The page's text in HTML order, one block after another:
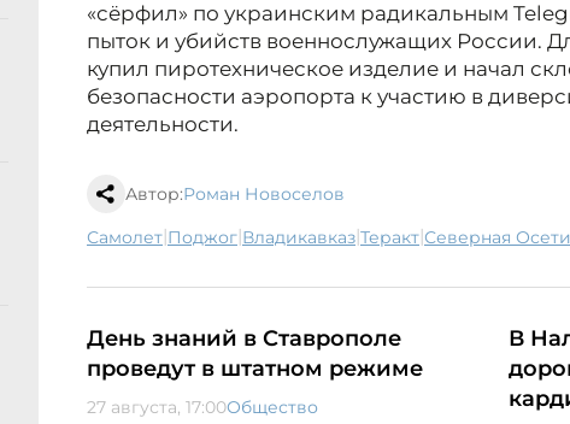
«сёрфил» по украинским радикальным
пыток и убийств военнослужащих России.
купил пиротехническое изделие и начал
безопасности аэропорта к участию в
деятельности.
Автор:Роман Новоселов
самолет| поджог| Владикавказ| теракт| Северная
День знаний в Ставрополе
проведут в штатном режиме
27 августа, 17:00Общество
В